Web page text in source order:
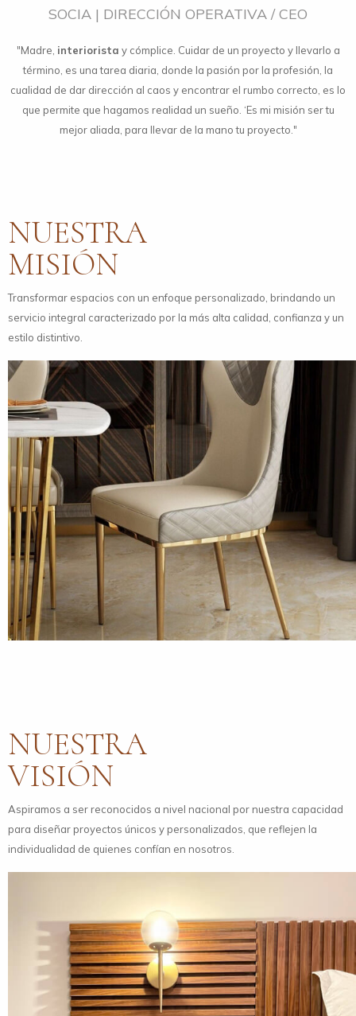
SOCIA | DIRECCIÓN OPERATIVA / CEO
"Madre, interiorista y cómplice. Cuidar de un proyecto y llevarlo a
término, es una tarea diaria, donde la pasión por la profesión, la
cualidad de dar dirección al caos y encontrar el rumbo correcto, es lo
que permite que hagamos realidad un sueño. ‘Es mi misión ser tu
mejor aliada, para llevar de la mano tu proyecto."
NUESTRA
MISIÓN
Transformar espacios con un enfoque personalizado, brindando un
servicio integral caracterizado por la más alta calidad, confianza y un
estilo distintivo.
NUESTRA
VISIÓN
Aspiramos a ser reconocidos a nivel nacional por nuestra capacidad
para diseñar proyectos únicos y personalizados, que reflejen la
individualidad de quienes confían en nosotros.